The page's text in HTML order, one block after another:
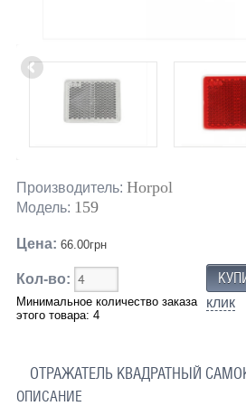
Производитель: Horpol
Модель: 159
Цена: 66.00грн
Кол-во:
клик
Минимальное количество заказа
этого товара: 4
ОТРАЖАТЕЛЬ КВАДРАТНЫЙ
ОПИСАНИЕ